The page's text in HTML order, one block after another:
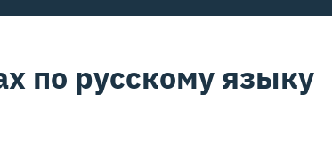
по русскому языку